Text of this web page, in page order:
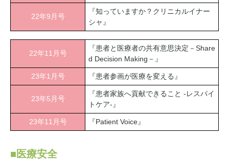
22年9月号
『知っていますか？クリニカルイナー
シャ』
22年11月号
『患者と医療者の共有意思決定－Share
d Decision Making－』
23年1月号 『患者参画が医療を変える』
23年5月号
『患者家族へ貢献できること -レスパイ
トケア-』
23年11月号 『Patient Voice』
■医療安全